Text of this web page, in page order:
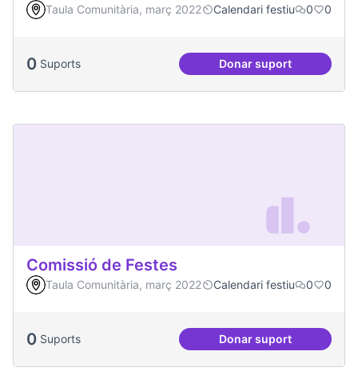
Taula Comunitària, març 2022 Calendari festiu 0 0
0 Suports Donar suportCelebracions
Comissió de Festes
Taula Comunitària, març 2022 Calendari festiu 0 0
0 Suports Donar suport
Comissió de